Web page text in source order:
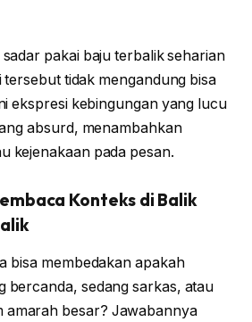
pakai baju terbalik seharian
tersebut tidak mengandung bisa
ekspresi kebingungan yang lucu
absurd, menambahkan
kejenakaan pada pesan.
Konteks di Balik
bisa membedakan apakah
bercanda, sedang sarkas, atau
amarah besar? Jawabannya